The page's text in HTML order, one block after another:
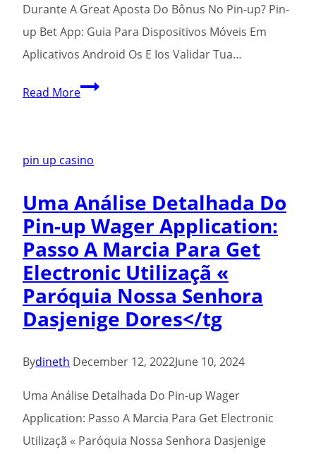
Durante A Great Aposta Do Bônus No Pin-up? Pin-
up Bet App: Guia Para Dispositivos Móveis Em
Aplicativos Android Os E Ios Validar Tua…
Read MoreCódigo
Up
Qual
O
Bônus
Pin
Up?”</tg
pin up casino
Uma Análise Detalhada Do
Pin-up Wager Application:
Passo A Marcia Para Get
Electronic Utilizaçã «
Paróquia Nossa Senhora
Dasjenige Dores</tg
Bydineth December 12, 2022June 10, 2024
Uma Análise Detalhada Do Pin-up Wager
Application: Passo A Marcia Para Get Electronic
Utilizaçã « Paróquia Nossa Senhora Dasjenige